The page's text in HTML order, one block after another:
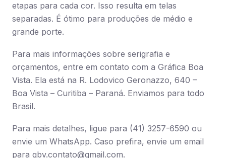
etapas para cada cor. Isso resulta em telas
separadas. É ótimo para produções de médio e
grande porte.
Para mais informações sobre serigrafia e
orçamentos, entre em contato com a Gráfica Boa
Vista. Ela está na R. Lodovico Geronazzo, 640 –
Boa Vista – Curitiba – Paraná. Enviamos para todo
Brasil.
Para mais detalhes, ligue para (41) 3257-6590 ou
envie um WhatsApp. Caso prefira, envie um email
para gbv.contato@gmail.com.